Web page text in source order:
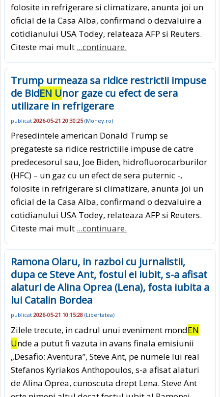
folosite in refrigerare si climatizare, anunta joi un
oficial de la Casa Alba, confirmand o dezvaluire a
cotidianului USA Todey, relateaza AFP si Reuters.
Citeste mai mult ...continuare.
Trump urmeaza sa ridice restrictii impuse
de BidEN Unor gaze cu efect de sera
utilizare in refrigerare
publicat 2026-05-21 20:30:25(Money.ro)
Presedintele american Donald Trump se
pregateste sa ridice restrictiile impuse de catre
predecesorul sau, Joe Biden, hidrofluorocarburilor
(HFC) – un gaz cu un efect de sera puternic -,
folosite in refrigerare si climatizare, anunta joi un
oficial de la Casa Alba, confirmand o dezvaluire a
cotidianului USA Todey, relateaza AFP si Reuters.
Citeste mai mult ...continuare.
Ramona Olaru, in razboi cu jurnalistii,
dupa ce Steve Ant, fostul ei iubit, s-a afisat
alaturi de Alina Oprea (Lena), fosta iubita a
lui Catalin Bordea
publicat 2026-05-21 10:15:28 (Libertatea)
Zilele trecute, in cadrul unui eveniment mondEN
Unde a putut fi vazuta in avans finala emisiunii
„Desafio: Aventura”, Steve Ant, pe numele lui real
Stefanos Kyriakos Anthopoulos, s-a afisat alaturi
de Alina Oprea, cunoscuta drept Lena. Steve Ant